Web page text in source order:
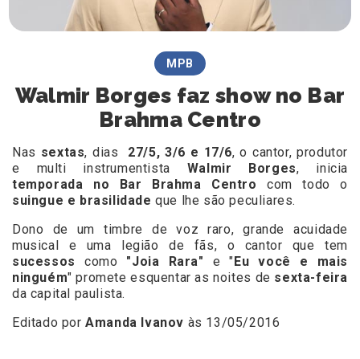
MPB
Walmir Borges faz show no Bar
Brahma Centro
Nas sextas, dias 27/5, 3/6 e 17/6, o cantor, produtor
e multi instrumentista Walmir Borges, inicia
temporada no Bar Brahma Centrocom todo o
suingue e brasilidade que lhe são peculiares.
Dono de um timbre de voz raro, grande acuidade
musical e uma legião de fãs, o cantor que tem
sucessos como "Joia Rara" e " Eu você e mais
ninguém" promete esquentar as noites de sexta-feira
da capital paulista.
Editado porAmanda Ivanov às 13/05/2016